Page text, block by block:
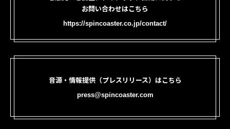
お問い合わせはこちら
https://spincoaster.co.jp/contact/
音源・情報提供（プレスリリース）はこちら
press@spincoaster.com